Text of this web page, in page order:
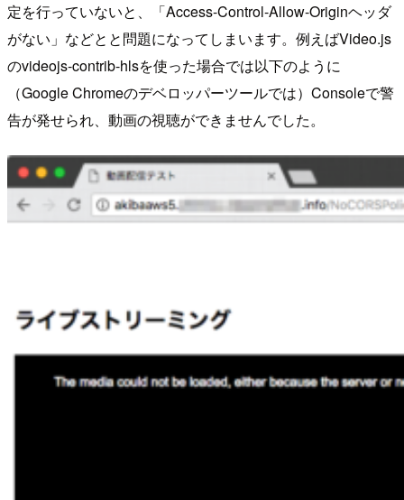
定を行っていないと、「Access-Control-Allow-Originヘッダ
がない」などとと問題になってしまいます。例えばVideo.js
のvideojs-contrib-hlsを使った場合では以下のように
（Google Chromeのデベロッパーツールでは）Consoleで警
告が発せられ、動画の視聴ができませんでした。